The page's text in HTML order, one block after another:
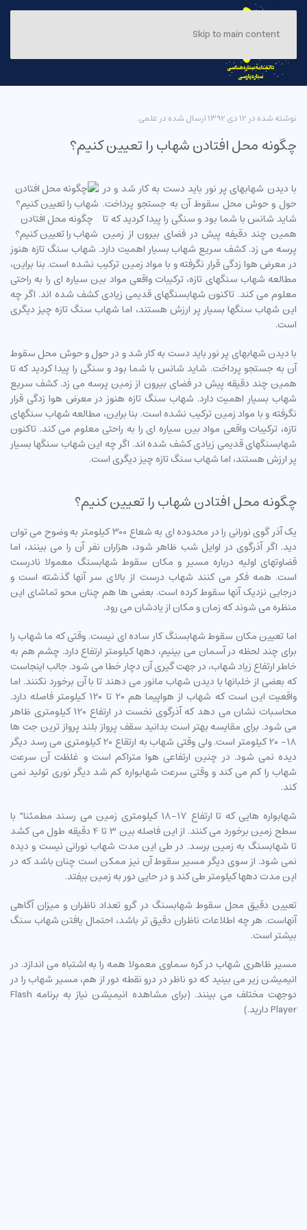
Skip to main content
نوشته شده در12 دی 1392 ارسال شده درعلمی.
چگونه محل افتادن شهاب را تعیین کنیم؟
چگونه محل افتادن
شهاب را تعیین کنیم؟
با دیدن شهابهای پر نور باید دست به کار شد و در
حول و حوش محل سقوط آن به جستجو پرداخت.
شاید شانس با شما بود و سنگی را پیدا کردید که تا
همین چند دقیفه پیش در فضای بیرون از زمین
پرسه می زد. کشف سریع شهاب بسیار اهمیت دارد. شهاب سنگ تازه هنوز
در معرض هوا زدگی قرار نگرفته و با مواد زمین ترکیب نشده است. بنا براین،
مطالعه شهاب سنگهای تازه، ترکیبات واقعی مواد بین سیاره ای را به راحتی
معلوم می کند. تاکنون شهابسنگهای قدیمی زیادی کشف شده اند. اگر چه
این شهاب سنگها بسیار پر ارزش هستند، اما شهاب سنگ تازه چیز دیگری
است.
با دیدن شهابهای پر نور باید دست به کار شد و در حول و حوش محل سقوط
آن به جستجو پرداخت. شاید شانس با شما بود و سنگی را پیدا کردید که تا
همین چند دقیقه پیش در فضای بیرون از زمین پرسه می زد. کشف سریع
شهاب بسیار اهمیت دارد. شهاب سنگ تازه هنوز در معرض هوا زدگی قرار
نگرفته و با مواد زمین ترکیب نشده است. بنا براین، مطالعه شهاب سنگهای
تازه، ترکیبات واقعی مواد بین سیاره ای را به راحتی معلوم می کند. تاکنون
شهابسنگهای قدیمی زیادی کشف شده اند. اگر چه این شهاب سنگها بسیار
پر ارزش هستند، اما شهاب سنگ تازه چیز دیگری است.
چگونه محل افتادن شهاب را تعیین کنیم؟
یک آذر گوی نورانی را در محدوده ای به شعاع 300 کیلومتر به وضوح می توان
دید. اگر آذرگوی در اوایل شب ظاهر شود، هزاران نفر آن را می بینند، اما
قضاوتهای اولیه درباره مسیر و مکان سقوط شهابسنگ معمولا نادرست
است. همه فکر می کنند شهاب درست از بالای سر آنها گذشته است و
درجایی نزدیک آنها سقوط کرده است. بعضی ها هم چنان محو تماشای این
منظره می شوند که زمان و مکان از یادشان می رود.
اما تعیین مکان سقوط شهابسنگ کار ساده ای نیست. وقتی که ما شهاب را
برای چند لحظه در آسمان می بینیم، دهها کیلومتر ارتفاع دارد. چشم هم به
خاطر ارتفاع زیاد شهاب، در جهت گیری آن دچار خطا می شود. جالب اینجاست
که بعضی از خلبانها با دیدن شهاب مانور می دهند تا با آن برخورد نکنند. اما
واقعیت این است که شهاب از هواپیما هم 20 تا 120 کیلومتر فاصله دارد.
محاسبات نشان می دهد که آذرگوی نخست در ارتفاع 120 کیلومتری ظاهر
می شود. برای مقایسه بهتر است بدانید سقف پرواز بلند پرواز ترین جت ها
18- 20 کیلومتر است. ولی وقتی شهاب به ارتقاع 20 کیلومتری می رسد دیگر
دیده نمی شود. در چنین ارتفاعی هوا متراکم است و غلظت آن سرعت
شهاب را کم می کند و وقتی سرعت شهابواره کم شد دیگر نوری تولید نمی
کند.
شهابواره هایی که تا ارتفاع 17-18 کیلومتری زمین می رسند مطمئنا" با
سطح زمین برخورد می کنند. از این فاصله بین 3 تا 4 دقیقه طول می کشد
تا شهابسنگ به زمین برسد. در طی این مدت شهاب نورانی نیست و دیده
نمی شود. از سوی دیگر مسیر سقوط آن نیز ممکن است چنان باشد که در
این مدت دهها کیلومتر طی کند و در حایی دور به زمین بیفتد.
تعیین دقیق محل سقوط شهابسنگ در گرو تعداد ناظران و میزان آگاهی
آنهاست. هر چه اطلاعات ناظران دقیق تر باشد، احتمال یافتن شهاب سنگ
بیشتر است.
مسیر ظاهری شهاب در کره سماوی معمولا همه را به اشتباه می اندازد. در
انیمیشن زیر می بینید که دو ناظر در درو نقطه دور از هم، مسیر شهاب را در
دوجهت مختلف می بینند. (برای مشاهده انیمیشن نیاز به برنامه Flash
Player دارید.)